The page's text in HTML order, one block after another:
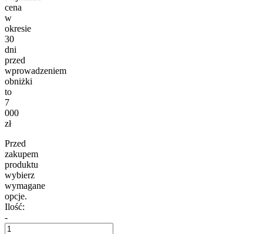
cena
w
okresie
30
dni
przed
wprowadzeniem
obniżki
to
7
000
zł
Przed
zakupem
produktu
wybierz
wymagane
opcje.
Ilość:
-